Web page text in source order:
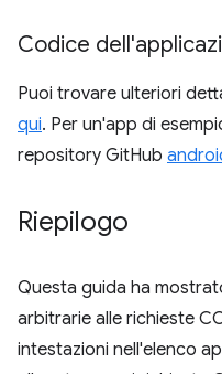
Codice
Puoi trovare ulteriori
qui. Per un'app di
repository GitHub
Riepilogo
Questa guida ha
arbitrarie alle richieste
intestazioni nell'elenco